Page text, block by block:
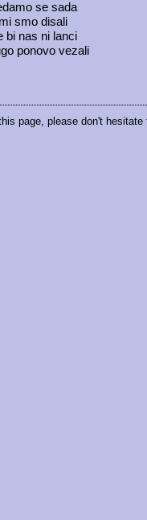
se sada
smo disali
bi nas ni lanci
ponovo vezali
page, please don't